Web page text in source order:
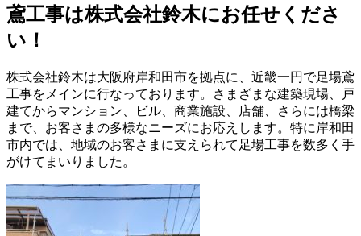
鳶工事は株式会社鈴木にお任せくださ
い！
株式会社鈴木は大阪府岸和田市を拠点に、近畿一円で足場鳶
工事をメインに行なっております。さまざまな建築現場、戸
建てからマンション、ビル、商業施設、店舗、さらには橋梁
まで、お客さまの多様なニーズにお応えします。特に岸和田
市内では、地域のお客さまに支えられて足場工事を数多く手
がけてまいりました。